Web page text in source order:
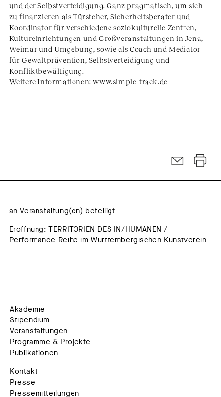
und der Selbstverteidigung. Ganz pragmatisch, um sich
zu finanzieren als Türsteher, Sicherheitsberater und
Koordinator für verschiedene soziokulturelle Zentren,
Kultureinrichtungen und Großveranstaltungen in Jena,
Weimar und Umgebung, sowie als Coach und Mediator
für Gewaltprävention, Selbstverteidigung und
Konfliktbewältigung.
Weitere Informationen:www.simple-track.de
an Veranstaltung(en) beteiligt
Eröffnung: TERRITORIEN DES IN/HUMANEN /
Performance-Reihe im Württembergischen Kunstverein
Akademie
Stipendium
Veranstaltungen
Programme & Projekte
Publikationen
Kontakt
Presse
Pressemitteilungen